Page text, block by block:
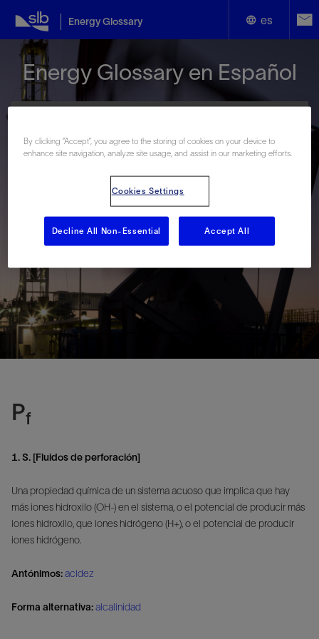
Energy Glossary es
English
Español
Energy Glossary en Español
Términos que comienzan con:
D E F G H
O P Q R S U V W
Z
Pf
1. S. [Fluidos de perforación]
Una propiedad química de un sistema acuoso que implica que hay
más iones hidroxilo (OH-) en el sistema, o el potencial de producir más
iones hidroxilo, que iones hidrógeno (H+), o el potencial de producir
iones hidrógeno.
Antónimos:acidez
Forma alternativa:alcalinidad
By clicking “Accept”, you agree to the storing of cookies on your device to
enhance site navigation, analyze site usage, and assist in our marketing efforts.
Cookies Settings
Decline All Non-Essential Accept All